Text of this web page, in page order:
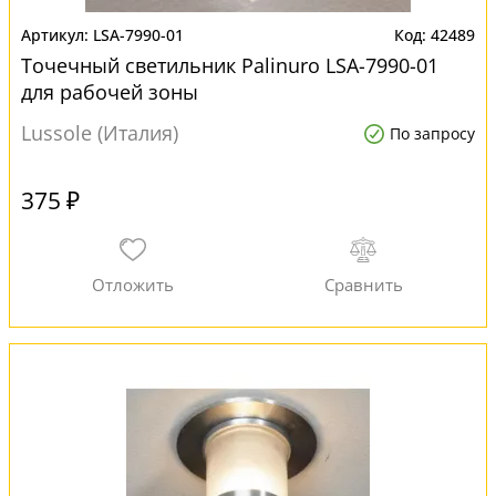
LSA-7990-01 42489
Точечный светильник Palinuro LSA-7990-01
для рабочей зоны
Lussole (Италия)
По запросу
375 ₽